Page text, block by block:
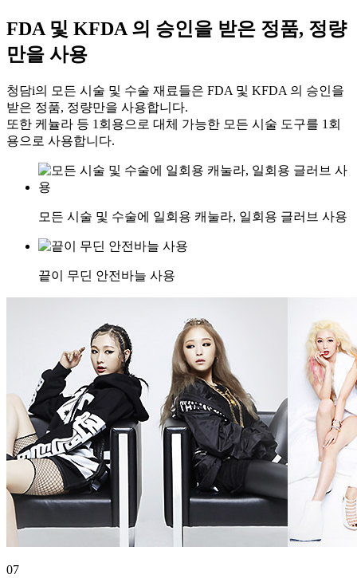
FDA 및 KFDA 의 승인을 받은 정품, 정량
만을 사용
청담i의 모든 시술 및 수술 재료들은 FDA 및 KFDA 의 승인을
받은 정품, 정량만을 사용합니다.
또한 케뉼라 등 1회용으로 대체 가능한 모든 시술 도구를 1회
용으로 사용합니다.
모든 시술 및 수술에 일회용 캐눌라, 일회용 글러브 사용
끝이 무딘 안전바늘 사용
07